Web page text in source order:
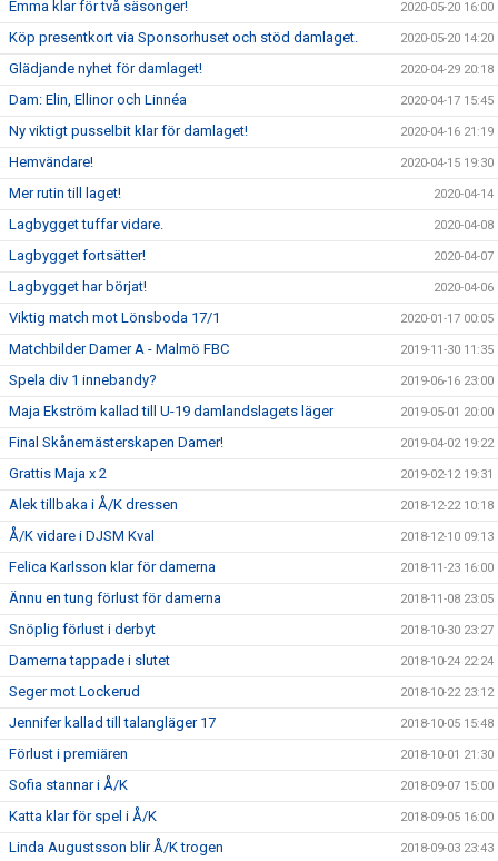
Emma klar för två säsonger! 2020-05-20 16:00
Köp presentkort via Sponsorhuset och stöd damlaget. 2020-05-20 14:20
Glädjande nyhet för damlaget! 2020-04-29 20:18
Dam: Elin, Ellinor och Linnéa 2020-04-17 15:45
Ny viktigt pusselbit klar för damlaget! 2020-04-16 21:19
Hemvändare! 2020-04-15 19:30
Mer rutin till laget! 2020-04-14
Lagbygget tuffar vidare. 2020-04-08
Lagbygget fortsätter! 2020-04-07
Lagbygget har börjat! 2020-04-06
Viktig match mot Lönsboda 17/1 2020-01-17 00:05
Matchbilder Damer A - Malmö FBC 2019-11-30 11:35
Spela div 1 innebandy? 2019-06-16 23:00
Maja Ekström kallad till U-19 damlandslagets läger 2019-05-01 20:00
Final Skånemästerskapen Damer! 2019-04-02 19:22
Grattis Maja x 2 2019-02-12 19:31
Alek tillbaka i Å/K dressen 2018-12-22 10:18
Å/K vidare i DJSM Kval 2018-12-10 09:13
Felica Karlsson klar för damerna 2018-11-23 16:00
Ännu en tung förlust för damerna 2018-11-08 23:05
Snöplig förlust i derbyt 2018-10-30 23:27
Damerna tappade i slutet 2018-10-24 22:24
Seger mot Lockerud 2018-10-22 23:12
Jennifer kallad till talangläger 17 2018-10-05 15:48
Förlust i premiären 2018-10-01 21:30
Sofia stannar i Å/K 2018-09-07 15:00
Katta klar för spel i Å/K 2018-09-05 16:00
Linda Augustsson blir Å/K trogen 2018-09-03 23:43